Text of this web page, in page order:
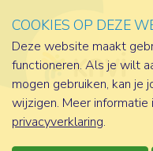
COOKIES OP DEZE
Deze website maakt
functioneren. Als je wilt
mogen gebruiken, kan je
wijzigen. Meer informatie
privacyverklaring.